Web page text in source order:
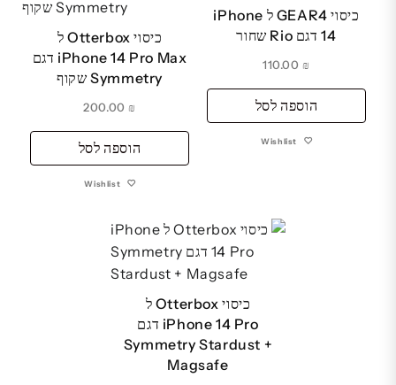
כיסוי GEAR4 ל iPhone
14 דגם Rio שחור
₪
הוספה לסל
Wishlist
כיסוי Otterbox ל
iPhone 14 Pro Max דגם
Symmetry שקוף
₪
הוספה לסל
Wishlist
כיסוי Otterbox ל
iPhone 14 Pro דגם
Symmetry Stardust +
Magsafe